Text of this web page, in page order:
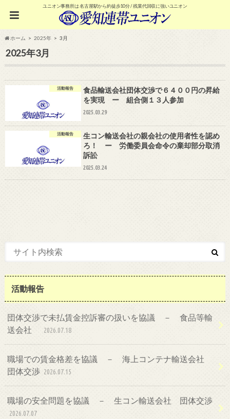
ユニオン事務所は 名古屋駅から約徒歩10分 / 残業代回収に強いユニオン
ホーム 2025年 3月
2025年3月
活動報告
食品輸送会社団体交渉で６４００円の昇給
を実現 ー 組合側１３人参加
2025.03.29
活動報告
生コン輸送会社の親会社の使用者性を認め
ろ！ ー 労働委員会命令の棄却部分取消
訴訟
2025.03.24
活動報告
団体交渉で未払賃金控訴審の扱いを協議 － 食品等輸
送会社
2026.07.18
職場での賃金格差を協議 － 海上コンテナ輸送会社
団体交渉 2026.07.15
職場の安全問題を協議 － 生コン輸送会社 団体交渉
2026.07.07